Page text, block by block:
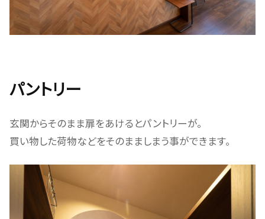
パントリー
玄関からそのまま扉をあけるとパントリーが。
買い物した荷物などをそのまましまう事ができます。